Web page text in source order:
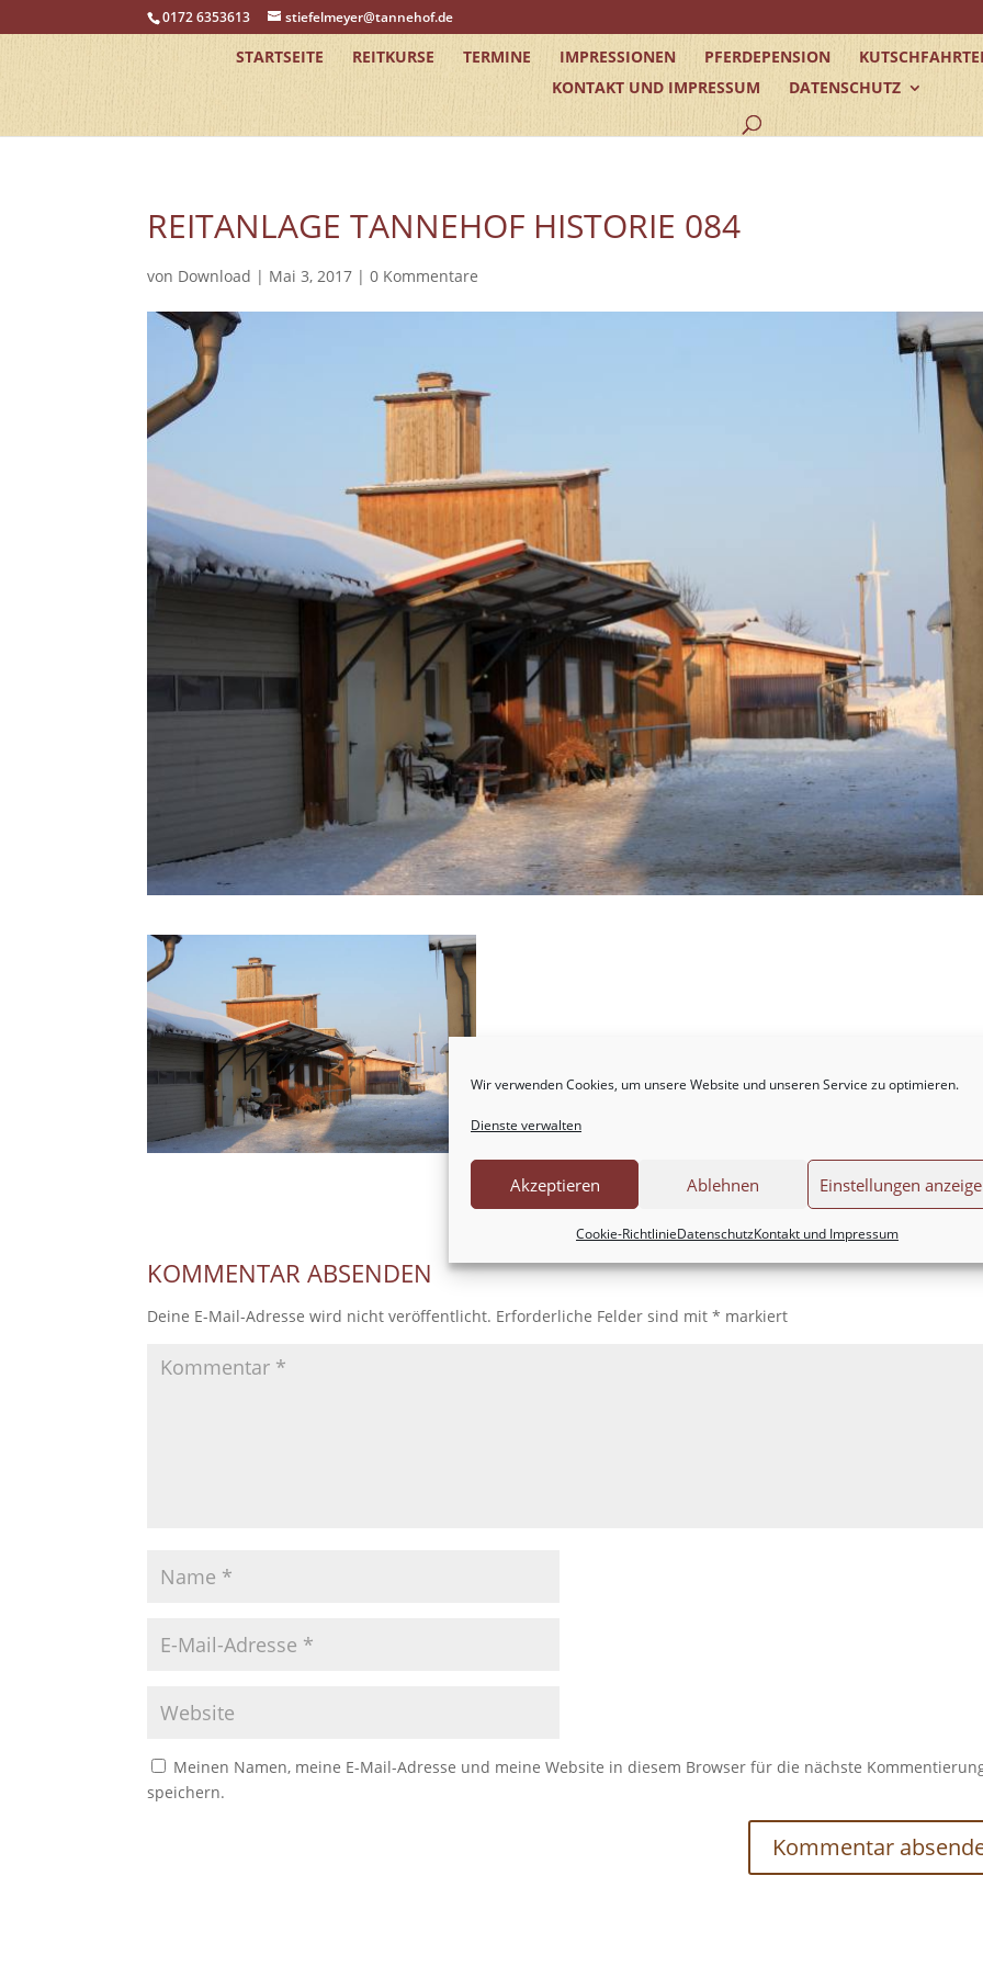
Wir verwenden Cookies, um unsere Website und unseren Service zu optimieren.
Dienste verwalten
Akzeptieren Ablehnen Einstellungen
Cookie-RichtlinieDatenschutzKontakt und Impressum
0172 6353613 stiefelmeyer@tannehof.de
STARTSEITE REITKURSE TERMINE IMPRESSIONEN PFERDEPENSION
KONTAKT UND IMPRESSUM
DATENSCHUTZ
REITANLAGE TANNEHOF HISTORIE 084
von Download | Mai 3, 2017 |0 Kommentare
KOMMENTAR ABSENDEN
Deine E-Mail-Adresse wird nicht veröffentlicht. Erforderliche Felder sind mit* markiert
Meinen Namen, meine E-Mail-Adresse und meine Website in diesem Browser für die nächste
speichern.